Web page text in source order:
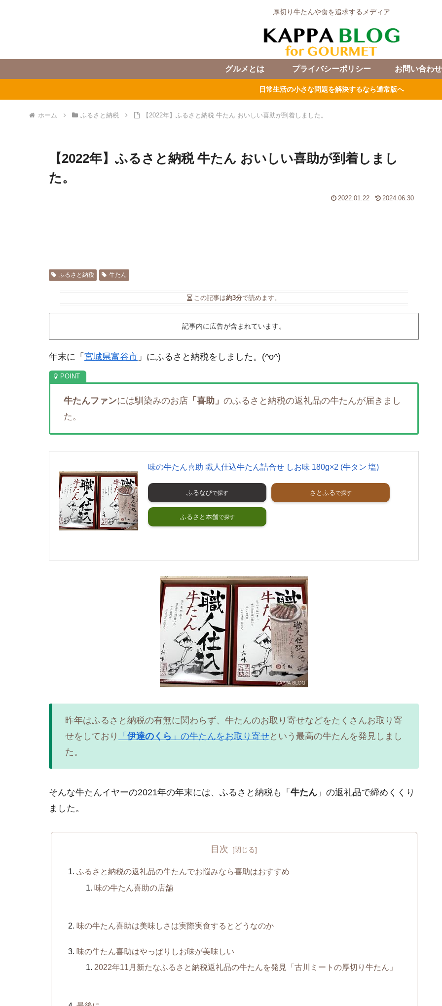
厚切り牛たんや食を追求するメディア
グルメとは プライバシーポリシー お問い合わせ
日常生活の小さな問題を解決するなら通常版へ
ホーム ふるさと納税 【2022年】ふるさと納税 牛たん おいしい喜助が到着しました。
【2022年】ふるさと納税 牛たん おいしい喜助が到着しまし
た。
2022.01.22 2024.06.30
ふるさと納税 牛たん
この記事は約3分で読めます。
記事内に広告が含まれています。
年末に「 宮城県富谷市 」にふるさと納税をしました。(^o^)
牛たんファンには馴染みのお店 「喜助」 のふるさと納税の返礼品の牛たんが届きまし
た。
味の牛たん喜助 職人仕込牛たん詰合せ しお味 180g×2 (牛タン 塩)
ふるなび さとふる
ふるさと本舗
昨年はふるさと納税の有無に関わらず、牛たんのお取り寄せなどをたくさんお取り寄
せをしており
「 伊達のくら 」の牛たんをお取り寄せという最高の牛たんを発見しまし
た。
そんな牛たんイヤーの2021年の年末には、ふるさと納税も「 牛たん 」の返礼品で締めくくり
ました。
目次
ふるさと納税の返礼品の牛たんでお悩みなら喜助はおすすめ
味の牛たん喜助の店舗
味の牛たん喜助は美味しさは実際実食するとどうなのか
味の牛たん喜助はやっぱりしお味が美味しい
2022年11月新たなふるさと納税返礼品の牛たんを発見「古川ミートの厚切り牛たん」